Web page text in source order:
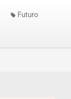
Futuro